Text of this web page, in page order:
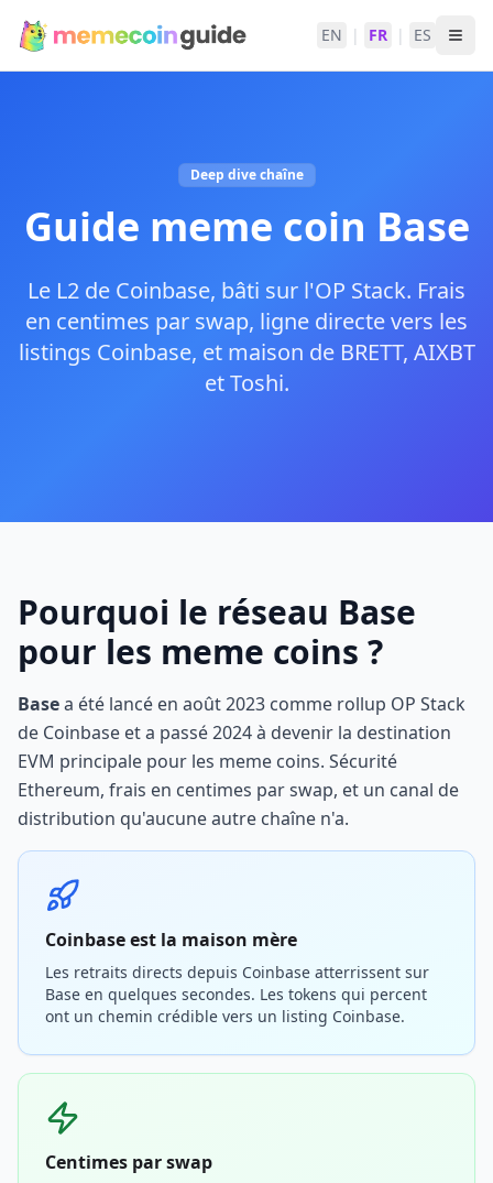
EN | FR | ES
Deep dive chaîne
Guide meme coin Base
Le L2 de Coinbase, bâti sur l'OP Stack. Frais
en centimes par swap, ligne directe vers les
listings Coinbase, et maison de BRETT, AIXBT
et Toshi.
Pourquoi le réseau Base
pour les meme coins ?
Basea été lancé en août 2023 comme rollup OP Stack
de Coinbase et a passé 2024 à devenir la destination
EVM principale pour les meme coins. Sécurité
Ethereum, frais en centimes par swap, et un canal de
distribution qu'aucune autre chaîne n'a.
Coinbase est la maison mère
Les retraits directs depuis Coinbase atterrissent sur
Base en quelques secondes. Les tokens qui percent
ont un chemin crédible vers un listing Coinbase.
Centimes par swap